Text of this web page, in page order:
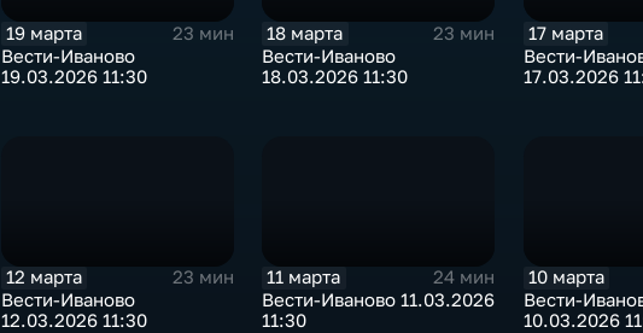
19 марта
23 мин
Вести-Иваново
19.03.2026 11:30
18 марта
23 мин
Вести-Иваново
18.03.2026 11:30
17 марта
Вести-
17.03.2026
12 марта
23 мин
Вести-Иваново
12.03.2026 11:30
11 марта
24 мин
Вести-Иваново 11.03.2026
11:30
10 марта
Вести-
10.03.2026